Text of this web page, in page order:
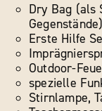
Dry Bag (als
Gegenstände)
Erste Hilfe
Outdoor-
spezielle
Stirnlampe,